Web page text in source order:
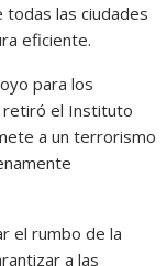
todas las ciudades
eficiente.
para los
retiró el Instituto
a un terrorismo
el rumbo de la
a las